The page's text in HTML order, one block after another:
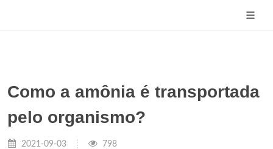
Como a amônia é transportada
pelo organismo?
2021-09-03 798